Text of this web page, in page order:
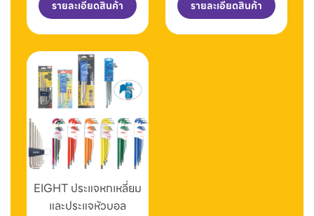
รายละเอียดสินค้า รายละเอียดสินค้า
EIGHT ประแจหกเหลี่ยม
และประแจหัวบอล